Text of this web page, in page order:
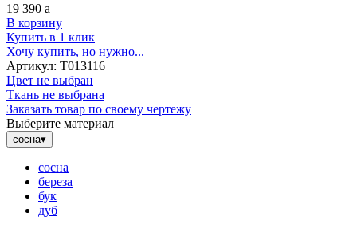
19 390 a
В корзину
Купить в 1 клик
Хочу купить, но нужно...
Артикул: Т013116
Цвет не выбран
Ткань не выбрана
Заказать товар по своему чертежу
Выберите материал
сосна▾
сосна
береза
бук
дуб